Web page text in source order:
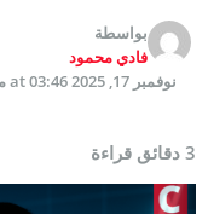
بواسطة
فادي محمود
نوفمبر 17, 2025 at 03:46 مساءً
3 دقائق قراءة